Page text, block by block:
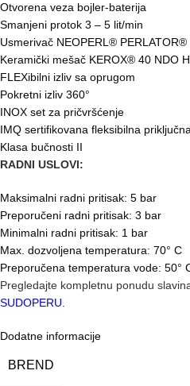
Otvorena veza bojler-baterija
Smanjeni protok 3 – 5 lit/min
Usmerivač NEOPERL®
Keramički mešač KEROX® 40 NDO
FLEXibilni izliv sa oprugom
Pokretni izliv 360°
INOX set za pričvršćenje
IMQ sertifikovana fleksibilna
Klasa bučnosti II
RADNI USLOVI:
Maksimalni radni pritisak: 5 bar
Preporučeni radni pritisak: 3 bar
Minimalni radni pritisak: 1 bar
Max. dozvoljena temperatura: 70° C
Preporučena temperatura vode: 50°
Pregledajte kompletnu ponudu
SUDOPERU.
Dodatne informacije
BREND